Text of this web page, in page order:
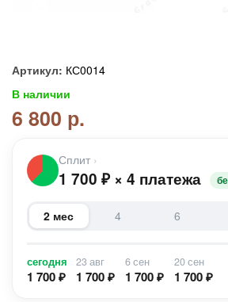
Артикул: КС0014
В наличии
6 800 р.
Сплит ›
1 700 ₽ × 4 платежа
2 мес 4 6
сегодня
1 700 ₽
23 авг
1 700 ₽
6 сен
1 700 ₽
20 сен
1 700 ₽